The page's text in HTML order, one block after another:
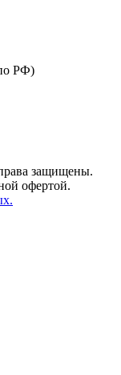
РФ)
защищены.
офертой.